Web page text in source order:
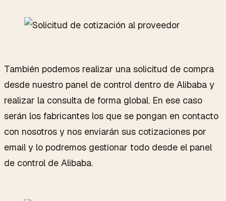
También podemos realizar una solicitud de compra
desde nuestro panel de control dentro de Alibaba y
realizar la consulta de forma global. En ese caso
serán los fabricantes los que se pongan en contacto
con nosotros y nos enviarán sus cotizaciones por
email y lo podremos gestionar todo desde el panel
de control de Alibaba.